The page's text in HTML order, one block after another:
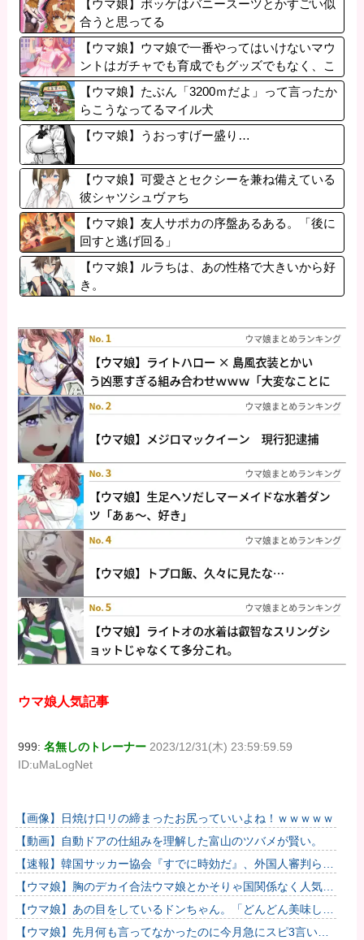
【ウマ娘】ポッケはバニースーツとかすごい似
合うと思ってる
【ウマ娘】ウマ娘で一番やってはいけないマウ
ントはガチャでも育成でもグッズでもなく、こ
れ。
【ウマ娘】たぶん「3200ｍだよ」って言ったか
らこうなってるマイル犬
【ウマ娘】うおっすげー盛り…
【ウマ娘】可愛さとセクシーを兼ね備えている
彼シャツシュヴァち
【ウマ娘】友人サポカの序盤あるある。「後に
回すと逃げ回る」
【ウマ娘】ルラちは、あの性格で大きいから好
き。
ウマ娘人気記事
999:名無しのトレーナー 2023/12/31(木) 23:59:59.59
ID:uMaLogNet
【画像】日焼け口リの締まったお尻っていいよね！ｗｗｗｗｗ
【動画】自動ドアの仕組みを理解した富山のツバメが賢い。
【速報】韓国サッカー協会『すでに時効だ』、外国人審判らへ
性的接待疑惑→ロンドン五輪は銅メダルはく奪の可能性「審判
の国籍は...
【ウマ娘】胸のデカイ合法ウマ娘とかそりゃ国関係なく人気出
るわな
【ウマ娘】あの目をしているドンちゃん。「どんどん美味しく
実る…♡」
【ウマ娘】先月何も言ってなかったのに今月急にスピ3言い出